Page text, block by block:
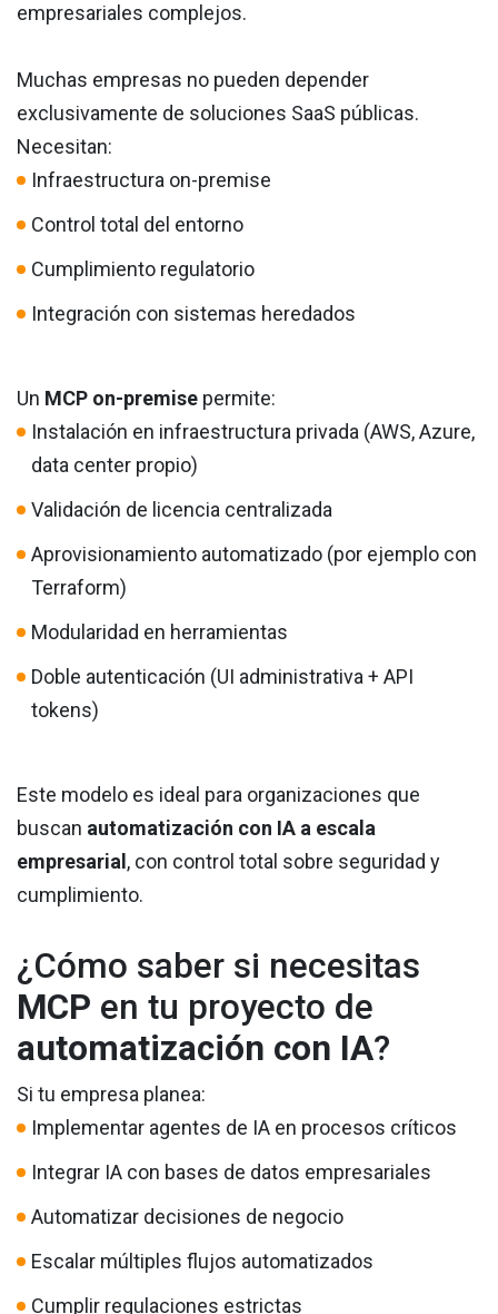
empresariales complejos.
Muchas empresas no pueden depender
exclusivamente de soluciones SaaS públicas.
Necesitan:
Infraestructura on-premise
Control total del entorno
Cumplimiento regulatorio
Integración con sistemas heredados
Un MCP on-premise permite:
Instalación en infraestructura privada (AWS, Azure,
data center propio)
Validación de licencia centralizada
Aprovisionamiento automatizado (por ejemplo con
Terraform)
Modularidad en herramientas
Doble autenticación (UI administrativa + API
tokens)
Este modelo es ideal para organizaciones que
buscan automatización con IA a escala
empresarial , con control total sobre seguridad y
cumplimiento.
¿Cómo saber si necesitas
MCP en tu proyecto de
automatización con IA?
Si tu empresa planea:
Implementar agentes de IA en procesos críticos
Integrar IA con bases de datos empresariales
Automatizar decisiones de negocio
Escalar múltiples flujos automatizados
Cumplir regulaciones estrictas